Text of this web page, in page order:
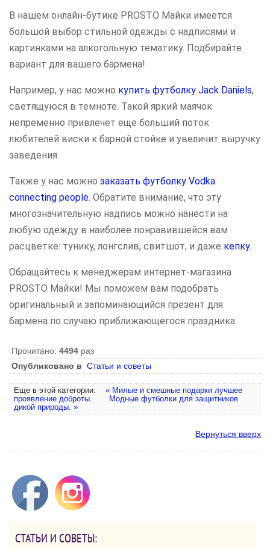
В нашем онлайн-бутике PROSTO Майки имеется
большой выбор стильной одежды с надписями и
картинками на алкогольную тематику. Подбирайте
вариант для вашего бармена!
Например, у нас можно купить футболку Jack Daniels,
светящуюся в темноте. Такой яркий маячок
непременно привлечет еще больший поток
любителей виски к барной стойке и увеличит выручку
заведения.
Также у нас можно заказать футболку Vodka
connecting people. Обратите внимание, что эту
многозначительную надпись можно нанести на
любую одежду в наиболее понравившейся вам
расцветке: тунику, лонгслив, свитшот, и даже кепку.
Обращайтесь к менеджерам интернет-магазина
PROSTO Майки! Мы поможем вам подобрать
оригинальный и запоминающийся презент для
бармена по случаю приближающегося праздника.
Прочитано: 4494 раз
Опубликовано в Статьи и советы
Еще в этой категории:
« Милые и смешные подарки лучшее
проявление доброты.
Модные футболки для защитников
дикой природы. »
Вернуться вверх
СТАТЬИ И СОВЕТЫ: